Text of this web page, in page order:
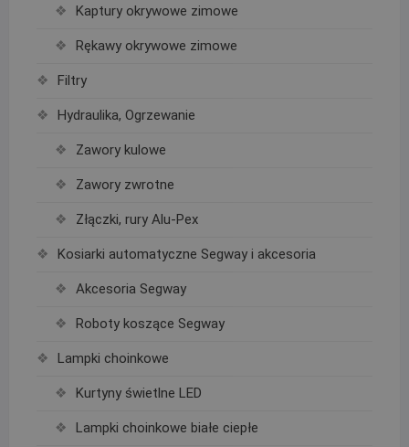
Kaptury okrywowe zimowe
Rękawy okrywowe zimowe
Filtry
Hydraulika, Ogrzewanie
Zawory kulowe
Zawory zwrotne
Złączki, rury Alu-Pex
Kosiarki automatyczne Segway i akcesoria
Akcesoria Segway
Roboty koszące Segway
Lampki choinkowe
Kurtyny świetlne LED
Lampki choinkowe białe ciepłe